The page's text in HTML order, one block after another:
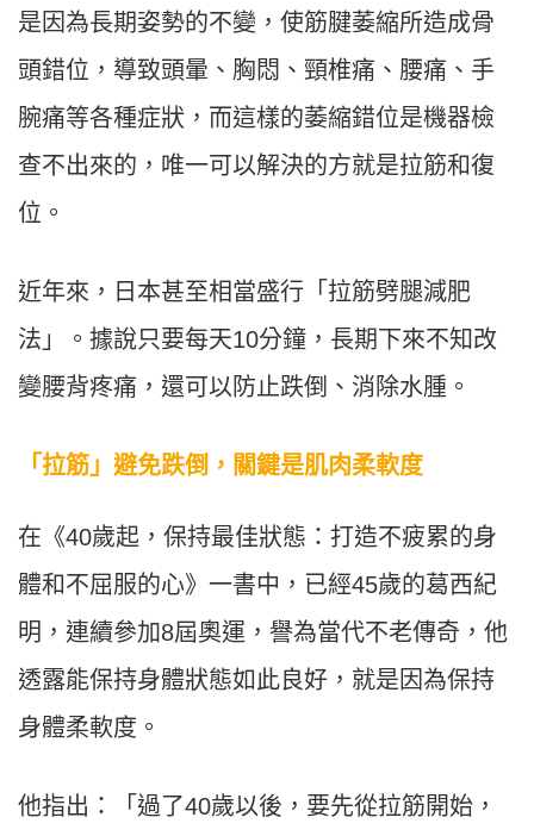
是因為長期姿勢的不變，使筋腱萎縮所造成骨
頭錯位，導致頭暈、胸悶、頸椎痛、腰痛、手
腕痛等各種症狀，而這樣的萎縮錯位是機器檢
查不出來的，唯一可以解決的方就是拉筋和復
位。
近年來，日本甚至相當盛行「拉筋劈腿減肥
法」。據說只要每天10分鐘，長期下來不知改
變腰背疼痛，還可以防止跌倒、消除水腫。
「拉筋」避免跌倒，關鍵是肌肉柔軟度
在《40歲起，保持最佳狀態：打造不疲累的身
體和不屈服的心》一書中，已經45歲的葛西紀
明，連續參加8屆奧運，譽為當代不老傳奇，他
透露能保持身體狀態如此良好，就是因為保持
身體柔軟度。
他指出：「過了40歲以後，要先從拉筋開始，